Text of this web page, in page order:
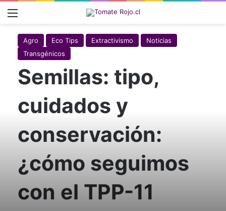
Agro Eco Tips Extractivismo
Noticias
Transgénicos
Semillas: tipo,
cuidados y
conservación:
¿cómo seguimos
con el TPP-11